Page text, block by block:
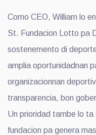
Como CEO, William lo
St. Fundacion Lotto pa
sostenemento di
amplia oportunidadnan
organizacionnan
transparencia, bon
Un prioridad tambe lo
fundacion pa genera